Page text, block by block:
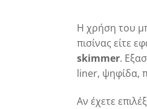
Η χρήση του
πισίνας είτε
skimmer.
liner, ψηφίδα,
Αν έχετε